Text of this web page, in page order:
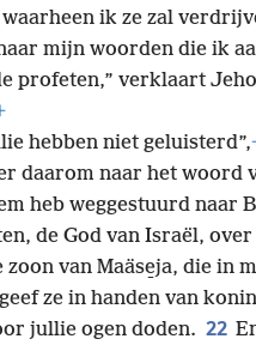
ik ze zal
mijn woorden die ik
profeten,” verklaart
hebben niet geluisterd”,
daarom naar het woord
heb weggestuurd naar
de God van Israël,
zoon van Maäse̱ja, die in
ze in handen van
jullie ogen doden. 22